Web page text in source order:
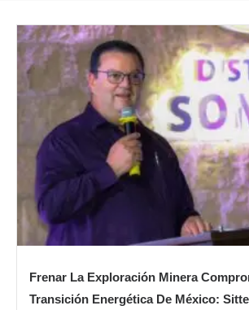
Frenar La Exploración Minera
Transición Energética De México: